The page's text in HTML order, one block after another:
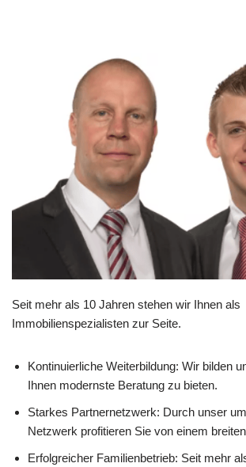
Seit mehr als 10 Jahren stehen wir Ihnen als
Immobilienspezialisten zur Seite.
Kontinuierliche Weiterbildung: Wir bilden
Ihnen modernste Beratung zu bieten.
Starkes Partnernetzwerk: Durch unser
Netzwerk profitieren Sie von einem
Erfolgreicher Familienbetrieb: Seit mehr